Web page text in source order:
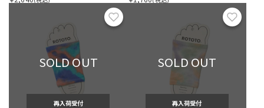
お気に入り
SOLD OUT
再入荷受付
SOLD OUT
再入荷受付